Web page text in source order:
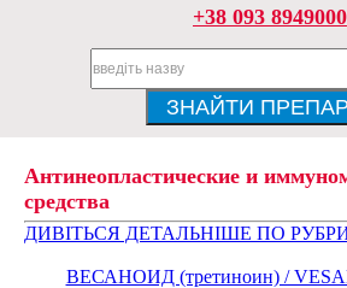
+38 093 8949000
Антинеопластические и
средства
ДИВІТЬСЯ ДЕТАЛЬНІШЕ ПО
ВЕСАНОИД (третиноин) /